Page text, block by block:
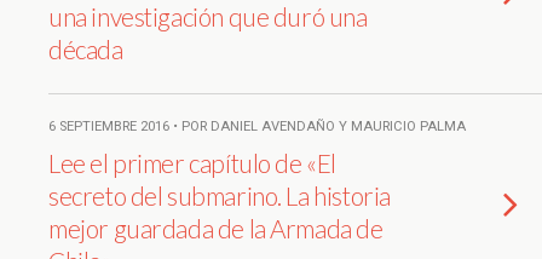
una investigación que duró una
década
6 SEPTIEMBRE 2016 • POR DANIEL AVENDAÑO Y MAURICIO PALMA
Lee el primer capítulo de «El
secreto del submarino. La historia
mejor guardada de la Armada de